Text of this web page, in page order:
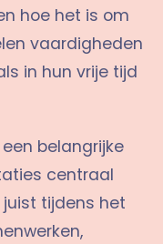
hoe het is om
vaardigheden
in hun vrije tijd
belangrijke
centraal
tijdens het